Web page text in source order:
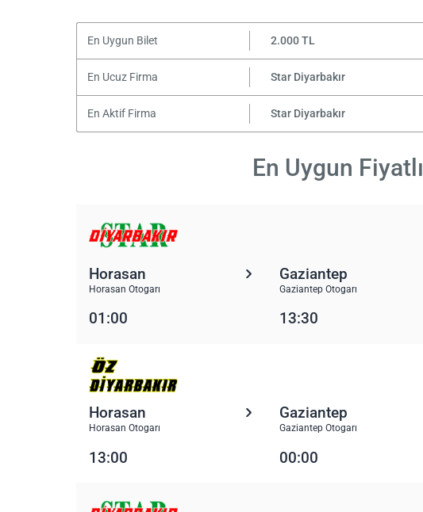
En Uygun Bilet 2.000 TL
En Ucuz Firma Star Diyarbakır
En Aktif Firma Star Diyarbakır
En Uygun
Horasan
Horasan Otogarı
Gaziantep
Gaziantep Otogarı
01:00 13:30
Horasan
Horasan Otogarı
Gaziantep
Gaziantep Otogarı
13:00 00:00